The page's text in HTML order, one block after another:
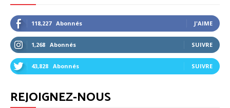
118,227 Abonnés J'AIME
1,268 Abonnés SUIVRE
43,828 Abonnés SUIVRE
REJOIGNEZ-NOUS